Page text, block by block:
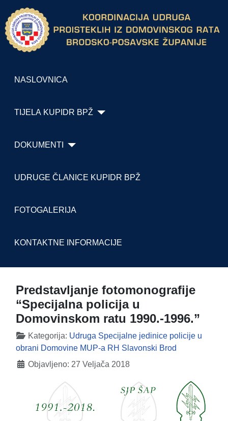
NASLOVNICA
TIJELA KUPIDR BPŽ
DOKUMENTI
UDRUGE ČLANICE KUPIDR BPŽ
FOTOGALERIJA
KONTAKTNE INFORMACIJE
Predstavljanje fotomonografije
“Specijalna policija u
Domovinskom ratu 1990.-1996.”
DetaljiKategorija: Udruga Specijalne jedinice policije u
obrani Domovine MUP-a RH Slavonski Brod
Objavljeno: 27 Veljača 2018